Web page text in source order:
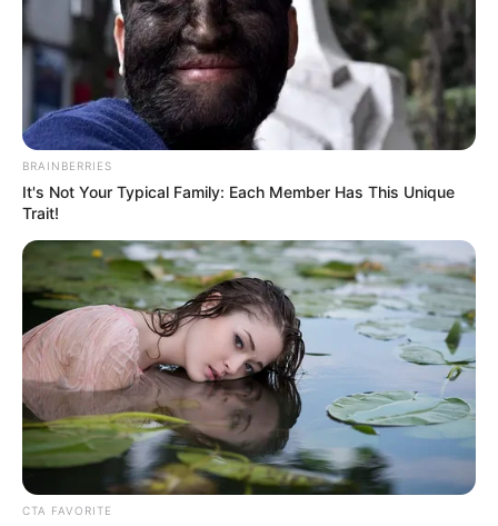
BRAINBERRIES
It's Not Your Typical Family: Each Member Has This Unique
Trait!
CTA FAVORITE